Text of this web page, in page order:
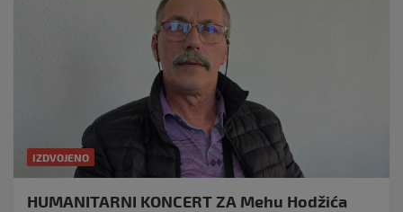
IZDVOJENO
HUMANITARNI KONCERT ZA Mehu Hodžića